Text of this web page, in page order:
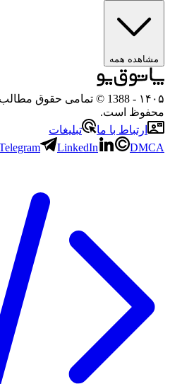
همه
- 1388 © تمامی حقوق مطالب و
است.
با ما
تبلیغات
Telegram
LinkedIn